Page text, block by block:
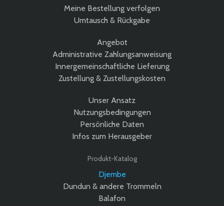
Meine Bestellung verfolgen
Umtausch & Rückgabe
Angebot
Administrative Zahlungsanweisung
Innergemeinschaftliche Lieferung
Zustellung & Zustellungskosten
Unser Ansatz
Nutzungsbedingungen
Persönliche Daten
Infos zum Herausgeber
Produkt-Katalog
Djembe
Dundun & andere Trommeln
Balafon